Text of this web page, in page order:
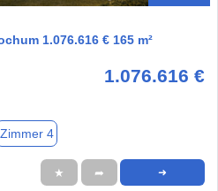
1.076.616 € 165 m²
1.076.616 €
Zimmer 4
★ ➦ ➜